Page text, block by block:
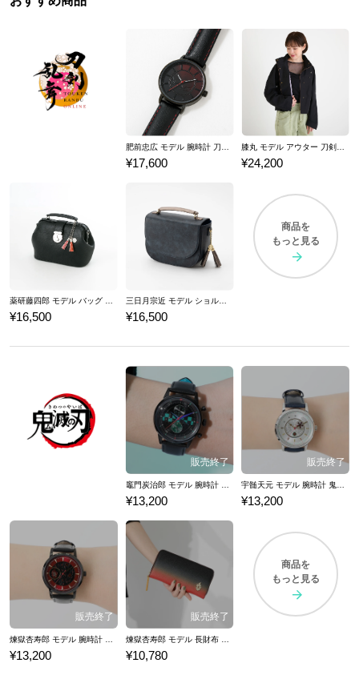
¥17,600 ¥24,200
薬研藤四郎 モデル バッグ 刀剣乱舞ONLINE
¥16,500
三日月宗近 モデル ショルダーバッグ 刀剣乱舞ONLINE
¥16,500
商品を
もっと見る
¥13,200 ¥13,200
¥13,200 ¥10,780
商品を
もっと見る